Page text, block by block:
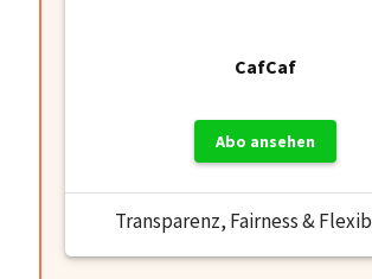
CafCaf
Abo ansehen
Transparenz, Fairness &